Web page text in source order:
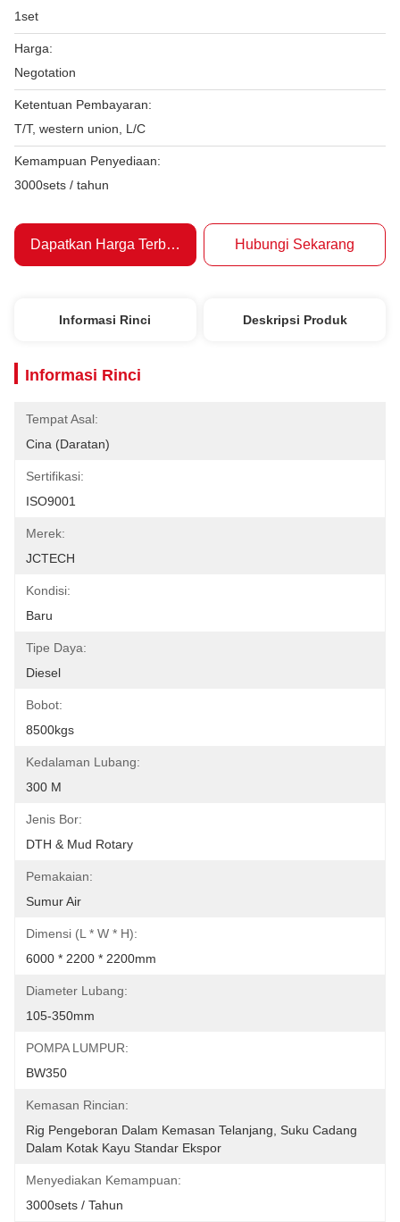
1set
Harga:
Negotation
Ketentuan Pembayaran:
T/T, western union, L/C
Kemampuan Penyediaan:
3000sets / tahun
Dapatkan Harga Terbaik Hubungi Sekarang
Informasi Rinci Deskripsi Produk
Informasi Rinci
Tempat Asal:
Cina (daratan)
Sertifikasi:
ISO9001
Merek:
JCTECH
Kondisi:
Baru
Tipe Daya:
Diesel
Bobot:
8500kgs
Kedalaman Lubang:
300 M
Jenis Bor:
DTH & Mud Rotary
Pemakaian:
Sumur Air
Dimensi (L * W * H):
6000 * 2200 * 2200mm
Diameter Lubang:
105-350mm
POMPA LUMPUR:
BW350
Kemasan Rincian:
Rig Pengeboran Dalam Kemasan Telanjang, Suku Cadang
Dalam Kotak Kayu Standar Ekspor
Menyediakan Kemampuan:
3000sets / Tahun